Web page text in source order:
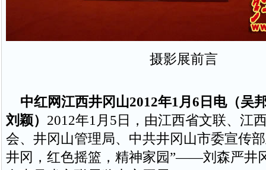
摄影展前言
中红网江西井冈山2012年1月6日电（吴
刘颖） 2012年1月5日，由江西省文联、江
会、井冈山管理局、中共井冈山市委宣传
井冈，红色摇篮，精神家园”——刘森严井